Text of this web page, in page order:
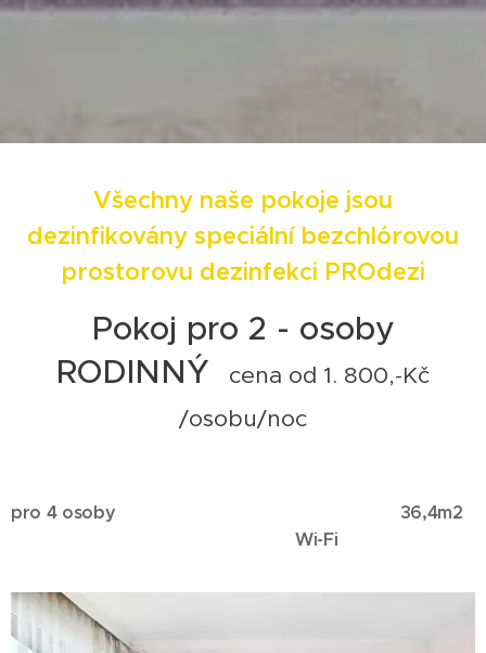
Všechny naše pokoje jsou
dezinfikovány speciální bezchlórovou
prostorovu dezinfekci PROdezi
Pokoj pro 2 - osoby
RODINNÝ
cena od 1. 800,-Kč
/osobu/noc
pro 4 osoby 36,4m2
Wi-Fi